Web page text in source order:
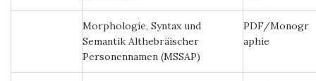
Morphologie, Syntax und
Semantik Althebräischer
Personennamen (MSSAP)
PDF/Monogr
aphie